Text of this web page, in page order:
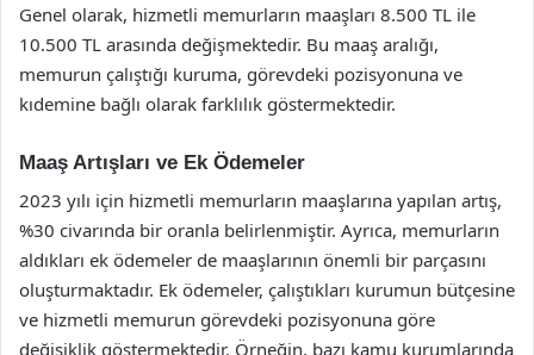
Genel olarak, hizmetli memurların maaşları 8.500 TL ile
10.500 TL arasında değişmektedir. Bu maaş aralığı,
memurun çalıştığı kuruma, görevdeki pozisyonuna ve
kıdemine bağlı olarak farklılık göstermektedir.
Maaş Artışları ve Ek Ödemeler
2023 yılı için hizmetli memurların maaşlarına yapılan artış,
%30 civarında bir oranla belirlenmiştir. Ayrıca, memurların
aldıkları ek ödemeler de maaşlarının önemli bir parçasını
oluşturmaktadır. Ek ödemeler, çalıştıkları kurumun bütçesine
ve hizmetli memurun görevdeki pozisyonuna göre
değişiklik göstermektedir. Örneğin, bazı kamu kurumlarında